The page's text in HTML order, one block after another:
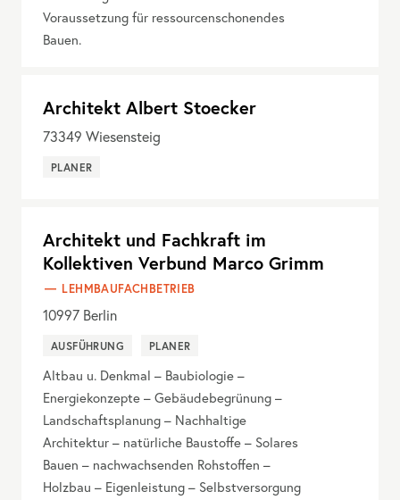
Voraussetzung für ressourcenschonendes
Bauen.
Architekt Albert Stoecker
73349 Wiesensteig
PLANER
Architekt und Fachkraft im
Kollektiven Verbund Marco Grimm
LEHMBAUFACHBETRIEB
10997 Berlin
AUSFÜHRUNG PLANER
Altbau u. Denkmal – Baubiologie –
Energiekonzepte – Gebäudebegrünung –
Landschaftsplanung – Nachhaltige
Architektur – natürliche Baustoffe – Solares
Bauen – nachwachsenden Rohstoffen –
Holzbau – Eigenleistung – Selbstversorgung